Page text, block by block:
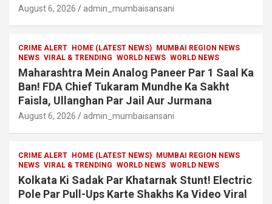
August 6, 2026 admin_mumbaisansani
CRIME ALERT HOME (LATEST NEWS)
MUMBAI REGION NEWS
NEWS VIRAL & TRENDING WORLD NEWS WORLD NEWS
Maharashtra Mein Analog Paneer Par 1 Saal Ka
Ban! FDA Chief Tukaram Mundhe Ka Sakht
Faisla, Ullanghan Par Jail Aur Jurmana
August 6, 2026 admin_mumbaisansani
CRIME ALERT HOME (LATEST NEWS)
MUMBAI REGION NEWS
NEWS VIRAL & TRENDING WORLD NEWS WORLD NEWS
Kolkata Ki Sadak Par Khatarnak Stunt! Electric
Pole Par Pull-Ups Karte Shakhs Ka Video Viral